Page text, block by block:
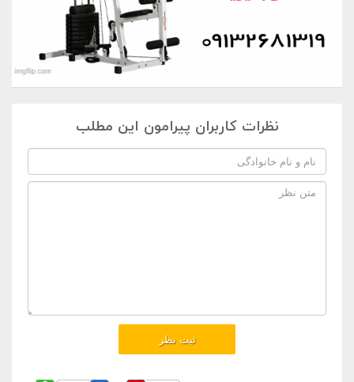
نظرات کاربران پیرامون این مطلب